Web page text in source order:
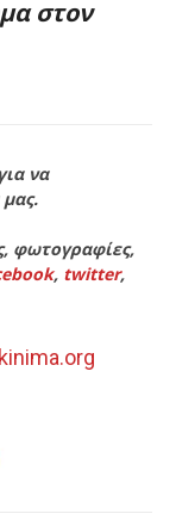
στον
να
φωτογραφίες,
, twitter,